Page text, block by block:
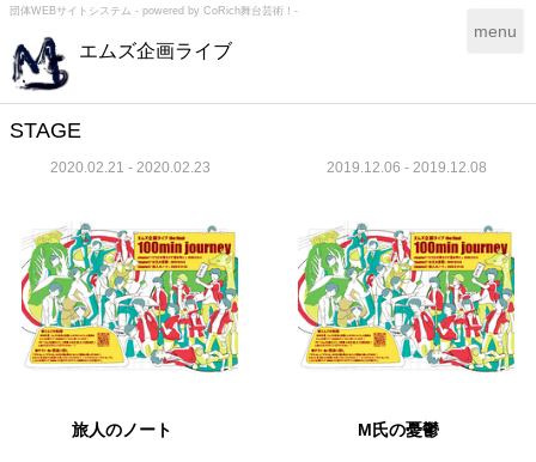
団体WEBサイトシステム - powered by CoRich舞台芸術！-
エムズ企画ライブ
T
g
n
i
g
a
t
i
o
menu
STAGE
2020.02.21 - 2020.02.23
旅人のノート
2019.12.06 - 2019.12.08
M氏の憂鬱